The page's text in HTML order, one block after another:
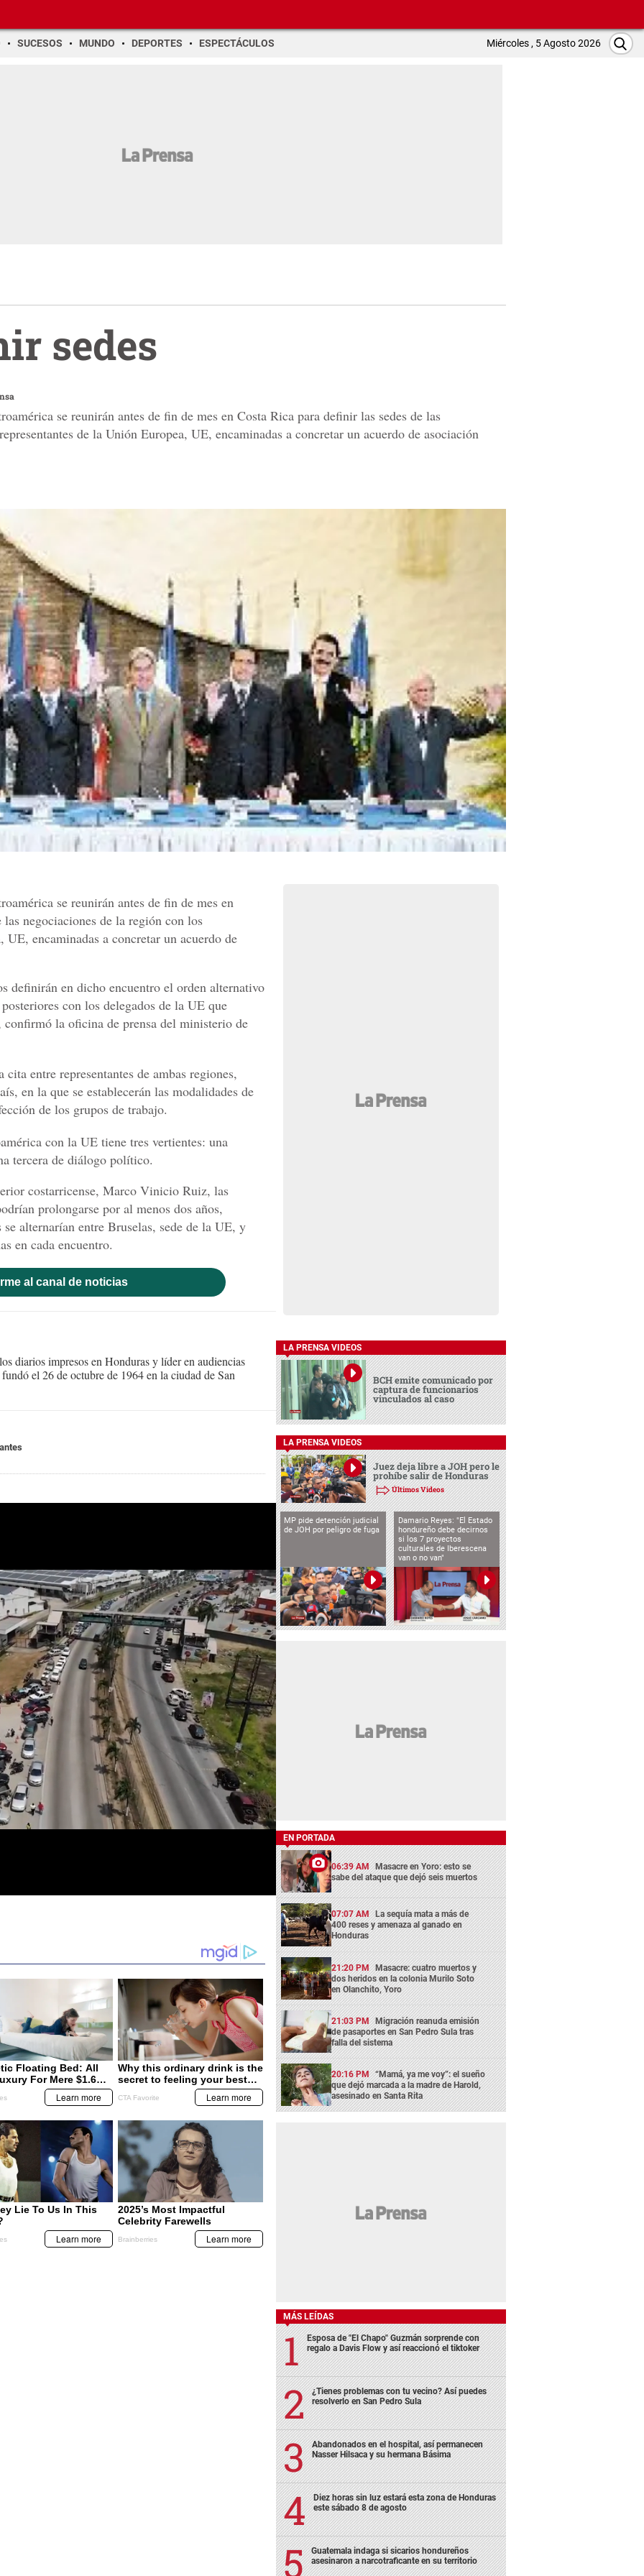
SUCESOS MUNDO DEPORTES ESPECTÁCULOS Miércoles , 5 Agosto 2026
sedes
se reunirán antes de fin de mes en Costa Rica para definir las sedes de las
de la Unión Europea, UE, encaminadas a concretar un acuerdo de asociación
se reunirán antes de fin de mes en
negociaciones de la región con los
UE, encaminadas a concretar un acuerdo de
definirán en dicho encuentro el orden alternativo
con los delegados de la UE que
confirmó la oficina de prensa del ministerio de
entre representantes de ambas regiones,
en la que se establecerán las modalidades de
de los grupos de trabajo.
con la UE tiene tres vertientes: una
tercera de diálogo político.
costarricense, Marco Vinicio Ruiz, las
prolongarse por al menos dos años,
alternarían entre Bruselas, sede de la UE, y
en cada encuentro.
al canal de noticias
diarios impresos en Honduras y líder en audiencias
el 26 de octubre de 1964 en la ciudad de San
LA PRENSA VIDEOS
BCH emite comunicado por
captura de funcionarios
vinculados al caso
LA PRENSA VIDEOS
Juez deja libre a JOH pero le
prohíbe salir de Honduras
Últimos Videos
MP pide detención judicial
de JOH por peligro de fuga
Damario Reyes: "El Estado
hondureño debe decirnos
si los 7 proyectos
culturales de Iberescena
van o no van"
EN PORTADA
06:39 AM Masacre en Yoro: esto se
sabe del ataque que dejó seis muertos
07:07 AM La sequía mata a más de
400 reses y amenaza al ganado en
Honduras
21:20 PM Masacre: cuatro muertos y
dos heridos en la colonia Murilo Soto
en Olanchito, Yoro
21:03 PM Migración reanuda emisión
de pasaportes en San Pedro Sula tras
falla del sistema
20:16 PM “Mamá, ya me voy”: el sueño
que dejó marcada a la madre de Harold,
asesinado en Santa Rita
MÁS LEÍDAS
Esposa de "El Chapo" Guzmán sorprende con
regalo a Davis Flow y así reaccionó el tiktoker
¿Tienes problemas con tu vecino? Así puedes
resolverlo en San Pedro Sula
Abandonados en el hospital, así permanecen
Nasser Hilsaca y su hermana Básima
Diez horas sin luz estará esta zona de Honduras
este sábado 8 de agosto
Guatemala indaga si sicarios hondureños
asesinaron a narcotraficante en su territorio